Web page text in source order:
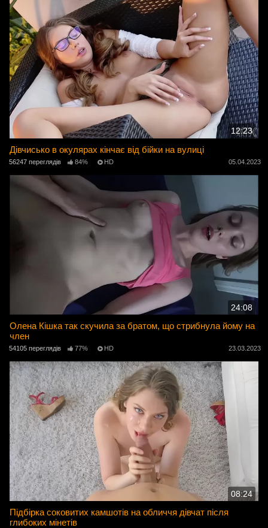
12:23
Дівчисько в окулярах кінчає від бійки на вулиці
56247 переглядів 84% HD 05.04.2023
24:08
Олена Кішка так скучила за братом, що стрибнула йому на
член
54105 переглядів 77% HD 23.03.2023
08:24
Підбірка соковитих камшотів на обличчя дівчат після
глибоких мінетів